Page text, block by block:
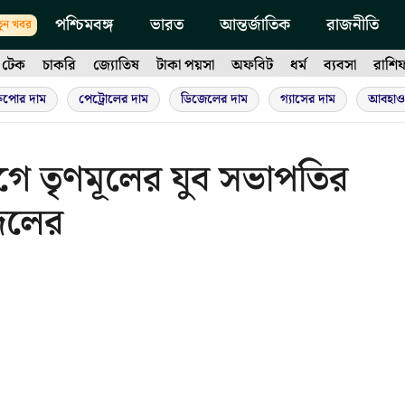
খবর পশ্চিমবঙ্গ ভারত আন্তর্জাতিক রাজনীতি
টেক চাকরি জ্যোতিষ টাকা পয়সা অফবিট ধর্ম ব্যবসা
দাম পেট্রোলের দাম ডিজেলের দাম গ্যাসের দাম
তৃণমূলের যুব সভাপতির